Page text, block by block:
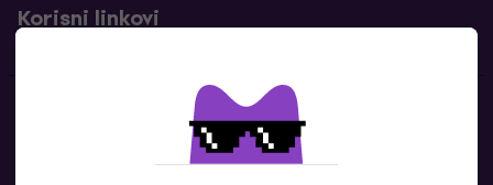
Korisni linkovi
Kontakti
Kontaktiraj nas